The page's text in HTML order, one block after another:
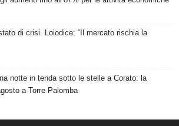
di crisi. Loiodice: “Il mercato rischia la
notte in tenda sotto le stelle a Corato: la
a Torre Palomba